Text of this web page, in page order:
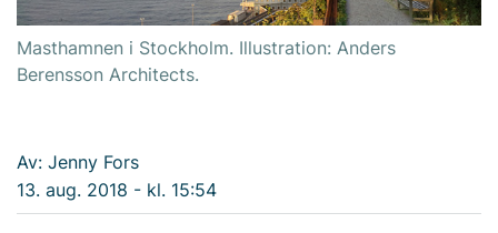
Masthamnen i Stockholm. Illustration: Anders
Berensson Architects.
Av: Jenny Fors
13. aug. 2018 - kl. 15:54